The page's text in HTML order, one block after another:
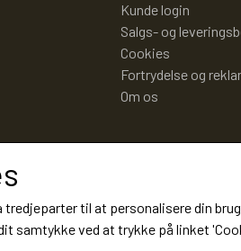
Kunde login
Salgs- og
Cookies
Fortrydelse og
Om os
til at personalisere din
samtykke ved at trykke på linket